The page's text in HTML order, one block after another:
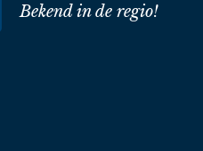
Bekend in de regio!